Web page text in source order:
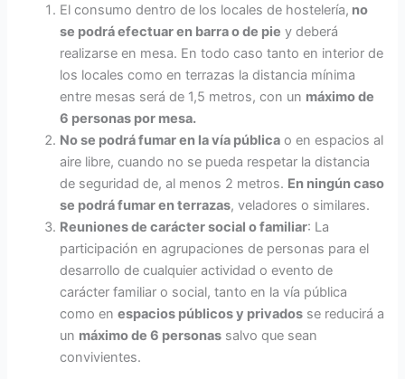
El consumo dentro de los locales de hostelería, no
se podrá efectuar en barra o de pie y deberá
realizarse en mesa. En todo caso tanto en interior de
los locales como en terrazas la distancia mínima
entre mesas será de 1,5 metros, con un máximo de
6 personas por mesa.
No se podrá fumar en la vía pública o en espacios al
aire libre, cuando no se pueda respetar la distancia
de seguridad de, al menos 2 metros. En ningún caso
se podrá fumar en terrazas, veladores o similares.
Reuniones de carácter social o familiar: La
participación en agrupaciones de personas para el
desarrollo de cualquier actividad o evento de
carácter familiar o social, tanto en la vía pública
como enespacios públicos y privados se reducirá a
un máximo de 6 personas salvo que sean
convivientes.